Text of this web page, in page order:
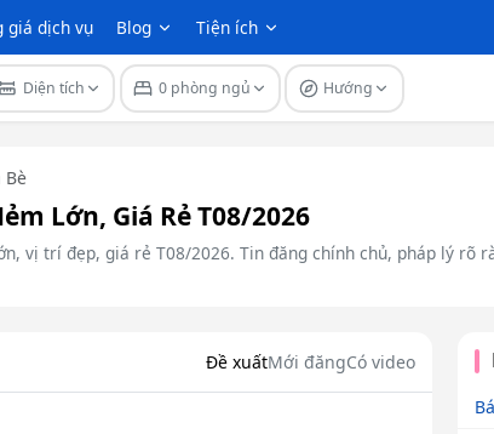
giá dịch vụ Blog Tiện ích
Diện tích 0 phòng ngủ Hướng
Bè
Lớn, Giá Rẻ T08/2026
vị trí đẹp, giá rẻ T08/2026. Tin đăng chính chủ, pháp lý rõ
Đề xuấtMới đăngCó video